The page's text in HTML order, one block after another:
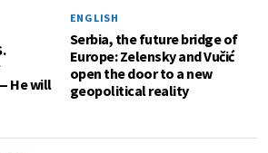
He will
ENGLISH
Serbia, the future bridge of
Europe: Zelensky and Vučić
open the door to a new
geopolitical reality